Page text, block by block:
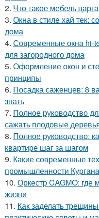
2. Что такое мебель
3. Окна в стиле хай тек:
дома
4. Современные окна hi-
для загородного дома
5. Оформление окон и
принципы
6. Посадка саженцев: 8
знать
7. Полное руководство
сажать плодовые
8. Полное руководство:
квартире шаг за шагом
9. Какие современные
промышленности Кургана
10. Оркестр CAGMO: где
жизни
11. Как заделать